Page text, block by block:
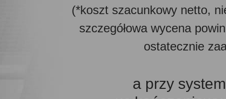
(*koszt szacunkowy netto,
szczegółowa wycena
ostatecznie
a przy